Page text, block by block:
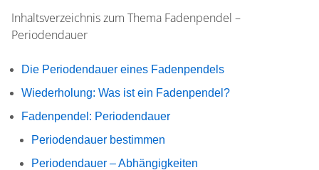
Inhaltsverzeichnis zum Thema Fadenpendel –
Periodendauer
Die Periodendauer eines Fadenpendels
Wiederholung: Was ist ein Fadenpendel?
Fadenpendel: Periodendauer
Periodendauer bestimmen
Periodendauer – Abhängigkeiten